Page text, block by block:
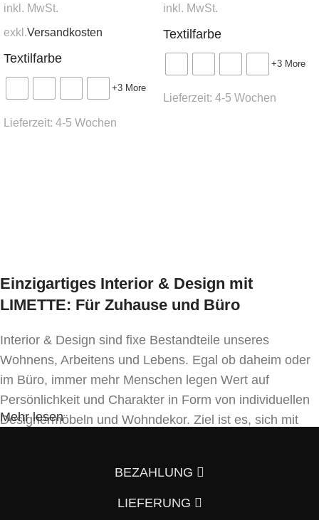
Gesamthöhe 87 cm
Mindestbestellmenge:
Stoffbedarf:(für Weißpolsterung / beigestellten
Bezug)
inkl. MwSt.
exkl.Versandkosten
Textilfarbe
+3 More
Lieferzeit: 4-5 Wochen
inkl. MwSt.
Textilfarbe
+3 More
Lieferzeit: 4-5 Wochen
Einzigartiges Interior & Design mit
LIMETTE: Für Zuhause und Büro
Interior & Design sind fixe Bestandteile unseres
Wohnens, Arbeitens und Lebens. Egal ob daheim oder
im Büro, immer mehr Menschen legen Wert auf
Persönlichkeit und Charakter in Form von individuellen
Designermöbeln und Wohndekor. Ziel ist es, sich mit
von der Masse abzuheben.
Mehr lesen
BEZAHLUNG
LIEFERUNG